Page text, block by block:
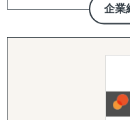
としています。
数多くの企業と提携を
ートナーをご提案させ
海外進出をご検討され
は、協業することは重
自信をもって、提携企
■日本と海外を熟知し
レインとパートナーシ
言語と日本語、または
と海外双方の視点から
【サービス概要】
グロスペリティの特長
構築・B2B営業代行・
らず、現地ネットワー
をつくるところまで、
企業
する。
Visalはレポート提出だ